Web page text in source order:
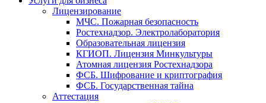
Лицензирование
МЧС. Пожарная безопасность
Ростехнадзор. Электролаборатория
Образовательная лицензия
КГИОП. Лицензия Минкультуры
Атомная лицензия Ростехнадзора
ФСБ. Шифрование и криптография
ФСБ. Государственная тайна
Аттестация